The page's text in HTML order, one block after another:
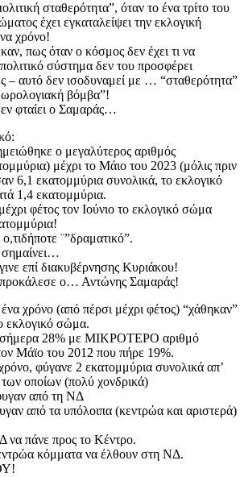
σταθερότητα”, όταν το ένα τρίτο του
έχει εγκαταλείψει την εκλογική
χρόνο!
πως όταν ο κόσμος δεν έχει τι να
σύστημα δεν του προσφέρει
– αυτό δεν ισοδυναμεί με … “σταθερότητα”
βόμβα”!
φταίει ο Σαμαράς…
ο μεγαλύτερος αριθμός
μέχρι το Μάιο του 2023 (μόλις πριν
6,1 εκατομμύρια συνολικά, το εκλογικό
1,4 εκατομμύρια.
φέτος τον Ιούνιο το εκλογικό σώμα
¨”δραματικό”.
σημαίνει…
επί διακυβέρνησης Κυριάκου!
ο… Αντώνης Σαμαράς!
χρόνο (από πέρσι μέχρι φέτος) “χάθηκαν”
εκλογικό σώμα.
σήμερα 28% με ΜΙΚΡΟΤΕΡΟ αριθμό
Μάϊο του 2012 που πήρε 19%.
φύγανε 2 εκατομμύρια συνολικά απ’
οποίων (πολύ χονδρικά)
από τη ΝΔ
από τα υπόλοιπα (κεντρώα και αριστερά)
να πάνε προς το Κέντρο.
κόμματα να έλθουν στη ΝΔ.